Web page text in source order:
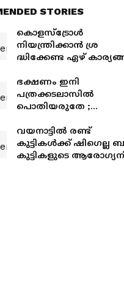
STORIES
കൊളസ്ട്രോൾ
നിയന്ത്രിക്കാൻ ശ്ര​
ദ്ധിക്കേണ്ട ഏഴ്
ഭക്ഷണം ഇനി
പത്രക്കടലാസിൽ
പൊതിയരുതേ ;
സുരക്ഷാ അതോറിറ്റി
വയനാട്ടിൽ രണ്ട്
കുട്ടികൾക്ക് ഷിഗെല്ല
കുട്ടികളുടെ